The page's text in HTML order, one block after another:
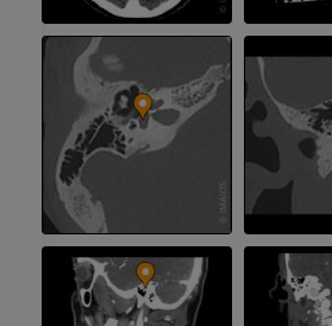
IRM
PREMIUM
IRM de la mano
IRM
PREMIUM
Radiografías del miembro
superior
Radiografía
PREMIUM